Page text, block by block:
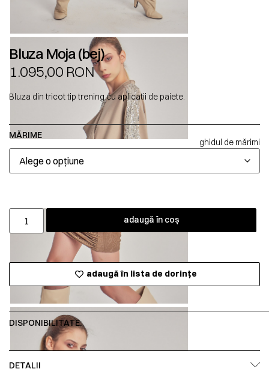
Bluza Moja (bej)
1.095,00 RON
Bluza din tricot tip trening cu aplicatii de paiete.
MĂRIME
ghidul de mărimi
adaugă în coș
adaugă în lista de dorințe
DISPONIBILITATE:
DETALII